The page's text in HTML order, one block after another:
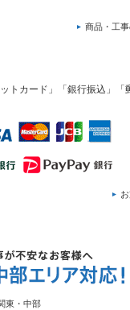
商品・工
トカード」「銀行振込」「
東・中部